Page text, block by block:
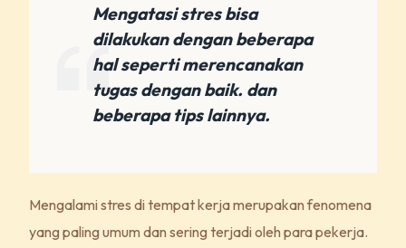
Mengatasi stres bisa
dilakukan dengan beberapa
hal seperti merencanakan
tugas dengan baik. dan
beberapa tips lainnya.
Mengalami stres di tempat kerja merupakan fenomena
yang paling umum dan sering terjadi oleh para pekerja.